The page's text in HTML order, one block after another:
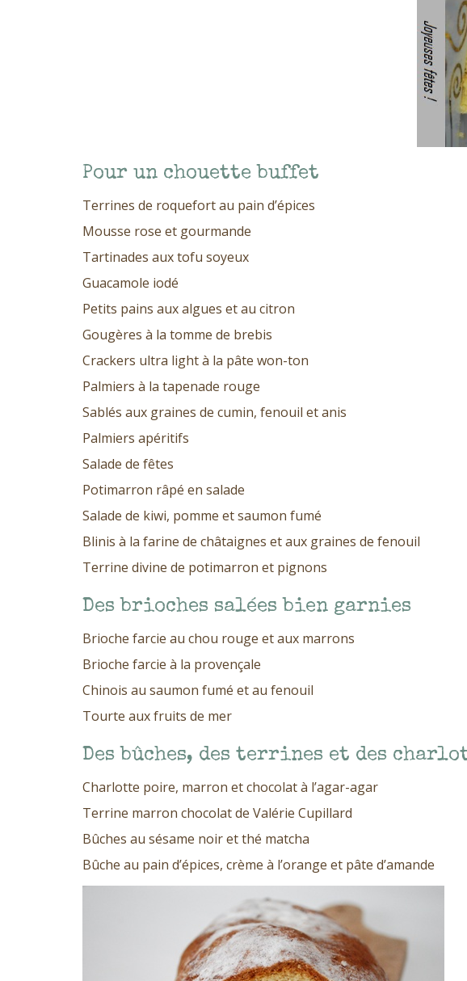
Pour un chouette buffet
Terrines de roquefort au pain d’épices
Mousse rose et gourmande
Tartinades aux tofu soyeux
Guacamole iodé
Petits pains aux algues et au citron
Gougères à la tomme de brebis
Crackers ultra light à la pâte won-ton
Palmiers à la tapenade rouge
Sablés aux graines de cumin, fenouil et anis
Palmiers apéritifs
Salade de fêtes
Potimarron râpé en salade
Salade de kiwi, pomme et saumon fumé
Blinis à la farine de châtaignes et aux graines de fenouil
Terrine divine de potimarron et pignons
Des brioches salées bien garnies
Brioche farcie au chou rouge et aux marrons
Brioche farcie à la provençale
Chinois au saumon fumé et au fenouil
Tourte aux fruits de mer
Des bûches, des terrines et des
Charlotte poire, marron et chocolat à l’agar-agar
Terrine marron chocolat de Valérie Cupillard
Bûches au sésame noir et thé matcha
Bûche au pain d’épices, crème à l’orange et pâte d’amande